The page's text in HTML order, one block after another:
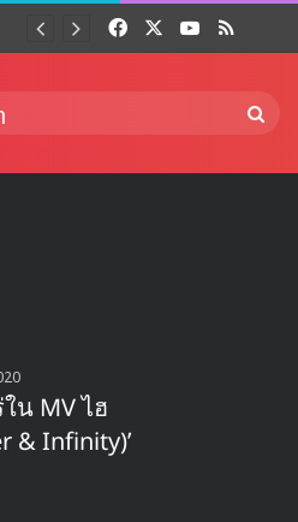
FacebookYouTube
RSS
น MV ไฮ
& Infinity)’